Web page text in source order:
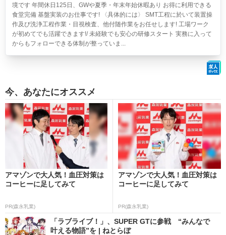
境です 年間休日125日、GWや夏季・年末年始休暇あり お得に利用できる
食堂完備 基盤実装のお仕事です! 〈具体的には〉 SMT工程に於いて装置操
作及び洗浄工程作業・目視検査、他付随作業をお任せします! 工場ワーク
が初めてでも活躍できます!/ 未経験でも安心の研修スタート 実務に入って
からもフォローできる体制が整っていま...
今、あなたにオススメ
アマゾンで大人気！血圧対策は
コーヒーに足してみて
PR(森永乳業)
アマゾンで大人気！血圧対策は
コーヒーに足してみて
PR(森永乳業)
「ラブライブ！」、SUPER GTに参戦 “みんなで
叶える物語”を | ねとらぼ